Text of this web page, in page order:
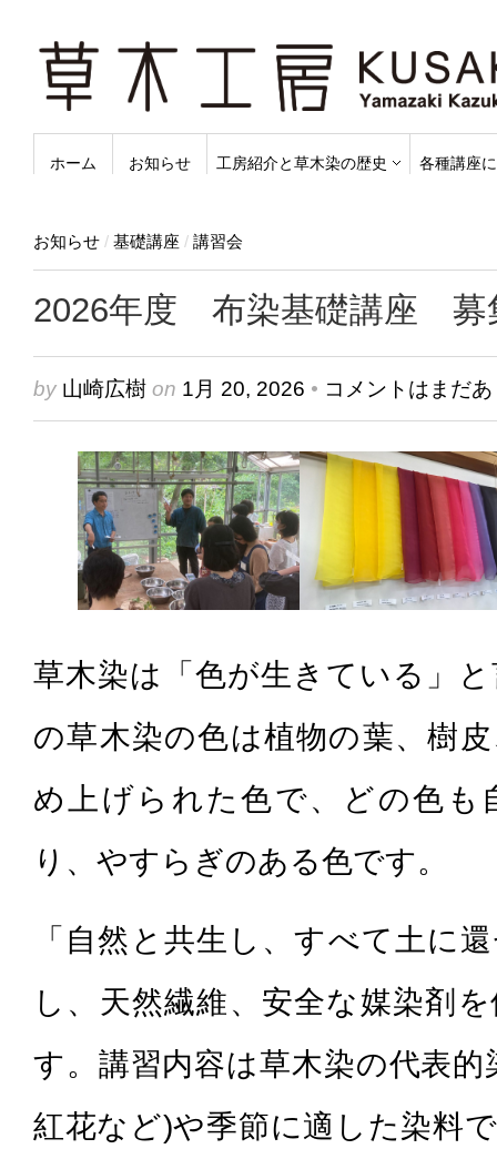
ホーム お知らせ 工房紹介と草木染の歴史 各種講座
お知らせ / 基礎講座 / 講習会
2026年度 布染基礎講座 募
by 山崎広樹 on 1月 20, 2026 • コメントはまだ
草木染は「色が生きている」
の草木染の色は植物の葉、樹
め上げられた色で、どの色も
り、やすらぎのある色です。
「自然と共生し、すべて土に
し、天然繊維、安全な媒染剤
す。講習内容は草木染の代表
紅花など)や季節に適した染料